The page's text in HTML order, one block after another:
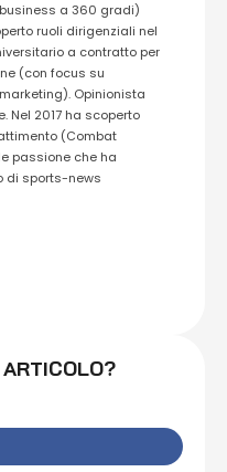
a 360 gradi)
ruoli dirigenziali nel
a contratto per
(con focus su
Opinionista
Nel 2017 ha scoperto
(Combat
passione che ha
di sports-news